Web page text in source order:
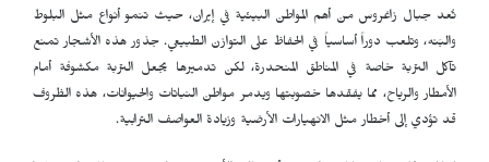
تُعد جبال زاغروس من أهم المواطن البيئية في إيران، حيث تنمو أنواع مثل البلوط
والبَنه، وتلعب دوراً أساسياً في الحفاظ على التوازن الطبيعي. جذور هذه الأشجار تمنع
تآكل التربة خاصة في المناطق المنحدرة، لكن تدميرها يجعل التربة مكشوفة أمام
الأمطار والرياح، مما يفقدها خصوبتها ويدمر مواطن النباتات والحيوانات، هذه الظروف
قد تؤدي إلى أخطار مثل الانهيارات الأرضية وزيادة العواصف الترابية.